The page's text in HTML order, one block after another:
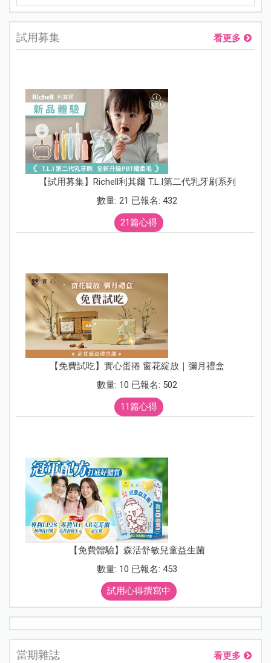
試用募集 看更多
【試用募集】Richell利其爾 T.L.I第二代乳牙刷系列
數量: 21 已報名: 432
21篇心得
【免費試吃】實心蛋捲 窗花綻放｜彌月禮盒
數量: 10 已報名: 502
11篇心得
【免費體驗】森活舒敏兒童益生菌
數量: 10 已報名: 453
試用心得撰寫中
當期雜誌 看更多